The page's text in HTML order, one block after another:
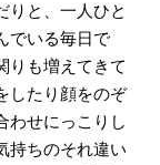
りと、一人ひと
でいる毎日で
りも増えてきて
したり顔をのぞ
わせにっこりし
持ちのそれ違い